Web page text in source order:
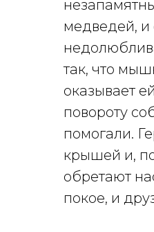
медведей, и
так, что
оказывает
повороту
помогали.
крышей и,
обретают
покое, и